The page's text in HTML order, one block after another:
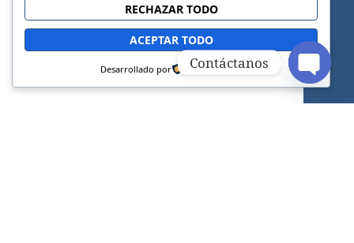
RECHAZAR TODO
ACEPTAR TODO
Desarrollado por Contáctanos
OPEN